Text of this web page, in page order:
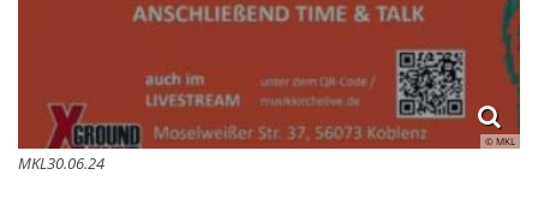
© MKL
MKL30.06.24